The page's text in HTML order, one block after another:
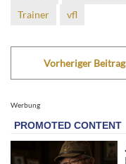
Trainer
vfl
Vorheriger Beitrag
Werbung